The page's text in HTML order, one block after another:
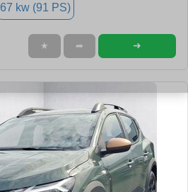
67 kw (91 PS)
★ ➦ ➜